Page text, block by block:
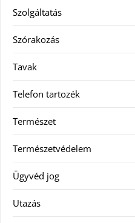
Szolgáltatás
Szórakozás
Tavak
Telefon tartozék
Természet
Természetvédelem
Ügyvéd jog
Utazás